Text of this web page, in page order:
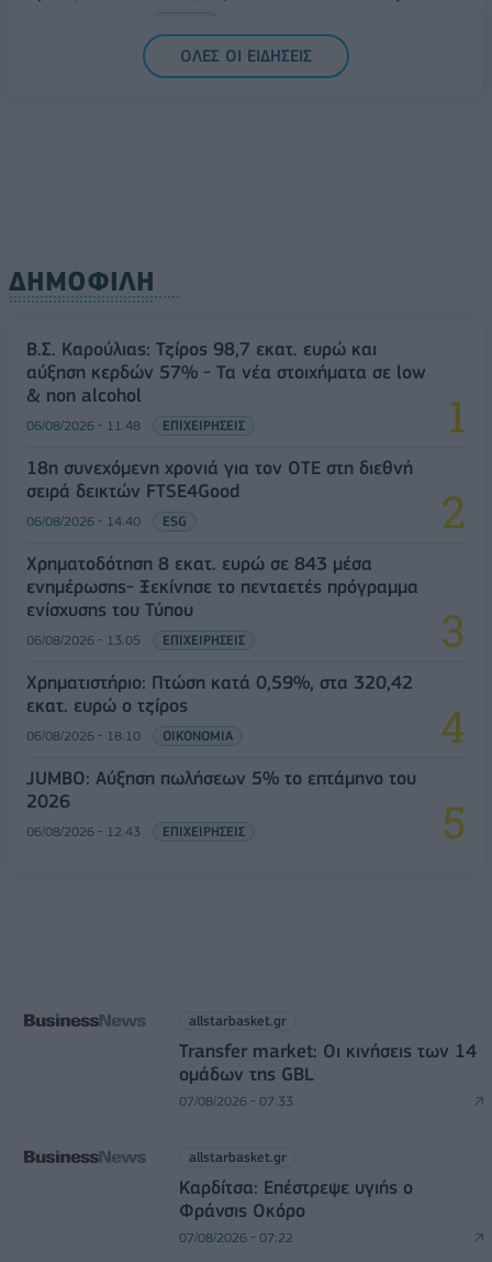
ΟΛΕΣ ΟΙ ΕΙΔΗΣΕΙΣ
ΔΗΜΟΦΙΛΗ
Β.Σ. Καρούλιας: Τζίρος 98,7 εκατ. ευρώ και
αύξηση κερδών 57% - Τα νέα στοιχήματα σε low
& non alcohol
06/08/2026 - 11:48 ΕΠΙΧΕΙΡΗΣΕΙΣ
18η συνεχόμενη χρονιά για τον ΟΤΕ στη διεθνή
σειρά δεικτών FTSE4Good
06/08/2026 - 14:40 ESG
Χρηματοδότηση 8 εκατ. ευρώ σε 843 μέσα
ενημέρωσης- Ξεκίνησε το πενταετές πρόγραμμα
ενίσχυσης του Τύπου
06/08/2026 - 13:05 ΕΠΙΧΕΙΡΗΣΕΙΣ
Χρηματιστήριο: Πτώση κατά 0,59%, στα 320,42
εκατ. ευρώ ο τζίρος
06/08/2026 - 18:10 ΟΙΚΟΝΟΜΙΑ
JUMBO: Αύξηση πωλήσεων 5% το επτάμηνο του
2026
06/08/2026 - 12:43 ΕΠΙΧΕΙΡΗΣΕΙΣ
allstarbasket.gr
Transfer market: Οι κινήσεις των 14
ομάδων της GBL
07/08/2026 - 07:33
allstarbasket.gr
Καρδίτσα: Επέστρεψε υγιής ο
Φράνσις Οκόρο
07/08/2026 - 07:22